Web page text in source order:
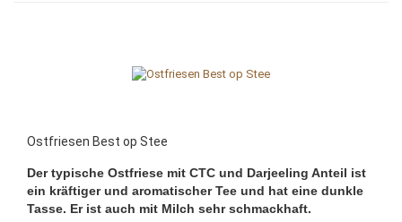
Ostfriesen Best op Stee
Der typische Ostfriese mit CTC und Darjeeling Anteil ist
ein kräftiger und aromatischer Tee und hat eine dunkle
Tasse. Er ist auch mit Milch sehr schmackhaft.